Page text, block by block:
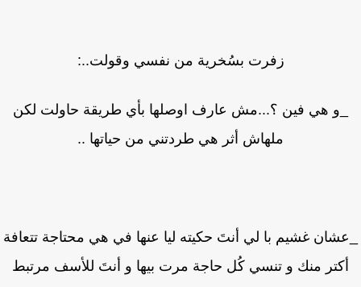
زفرت بسُخرية من نفسي وقولت..:
هي فين ؟...مش عارف اوصلها بأي طريقة حاولت لكن
ملهاش أثر هي طردتني من حياتها ..
غشيم با لي أنتَ حكيته ليا عنها في هي محتاجة تتعافة
منك و تنسي كُل حاجة مرت بيها و أنتَ للأسف مرتبط